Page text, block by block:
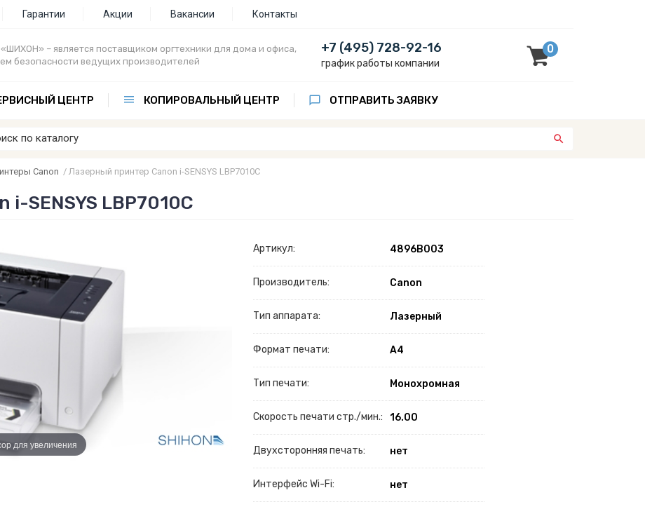
Гарантии Акции Вакансии Контакты
– является поставщиком оргтехники для дома и офиса,
безопасности ведущих производителей
+7 (495) 728-92-16
график работы компании
0
ЦЕНТР КОПИРОВАЛЬНЫЙ ЦЕНТР ОТПРАВИТЬ ЗАЯВКУ
Canon / Лазерный принтер Canon i-SENSYS LBP7010C
SENSYS LBP7010C
для увеличения
Артикул: 4896B003
Производитель: Canon
Тип аппарата: Лазерный
Формат печати: A4
Тип печати: Монохромная
Скорость печати стр./мин.: 16.00
Двухсторонняя печать: нет
Интерфейс Wi-Fi: нет